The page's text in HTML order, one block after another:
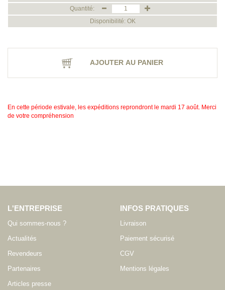
Quantité:
Disponibilité: OK
AJOUTER AU PANIER
En cette période estivale, les expéditions reprondront le mardi 17 août. Merci
de votre compréhension
L'ENTREPRISE
Qui sommes-nous ?
Actualités
Revendeurs
Partenaires
Articles presse
INFOS PRATIQUES
Livraison
Paiement sécurisé
CGV
Mentions légales